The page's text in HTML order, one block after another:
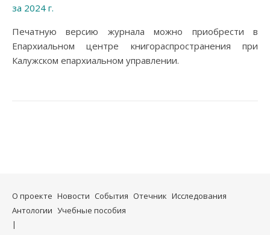
за 2024 г.
Печатную версию журнала можно приобрести в
Епархиальном центре книгораспространения при
Калужском епархиальном управлении.
О проекте Новости События Отечник Исследования
Антологии Учебные пособия